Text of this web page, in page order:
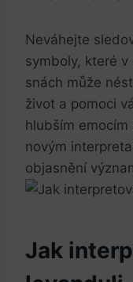
Neváhejte
symboly, které
snách může
život a pomoci
hlubším
novým
objasnění
Jak